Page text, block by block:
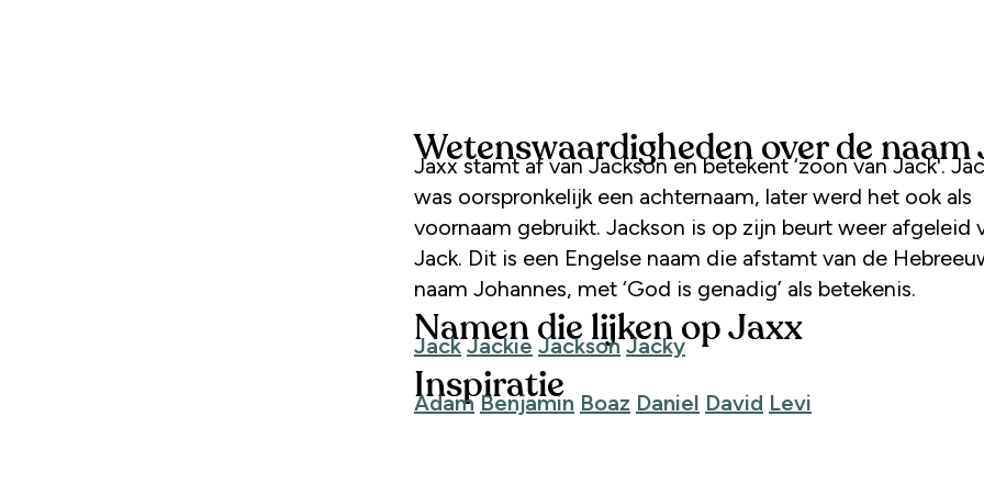
Wetenswaardigheden over de naam
Jaxx stamt af van Jackson en betekent ‘zoon van Jack'.
was oorspronkelijk een achternaam, later werd het ook als
voornaam gebruikt. Jackson is op zijn beurt weer afgeleid
Jack. Dit is een Engelse naam die afstamt van de
naam Johannes, met ‘God is genadig’ als betekenis.
Namen die lijken op Jaxx
Jack Jackie Jackson Jacky
Inspiratie
Adam Benjamin Boaz Daniel David Levi